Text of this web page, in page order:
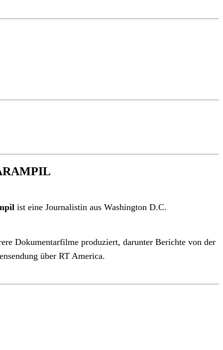
ist eine Journalistin aus Washington D.C.
Dokumentarfilme produziert, darunter Berichte von der
über RT America.